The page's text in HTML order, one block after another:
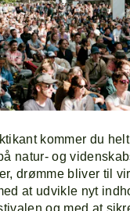
kommer du
natur- og
drømme bliver til
at udvikle nyt
og med at